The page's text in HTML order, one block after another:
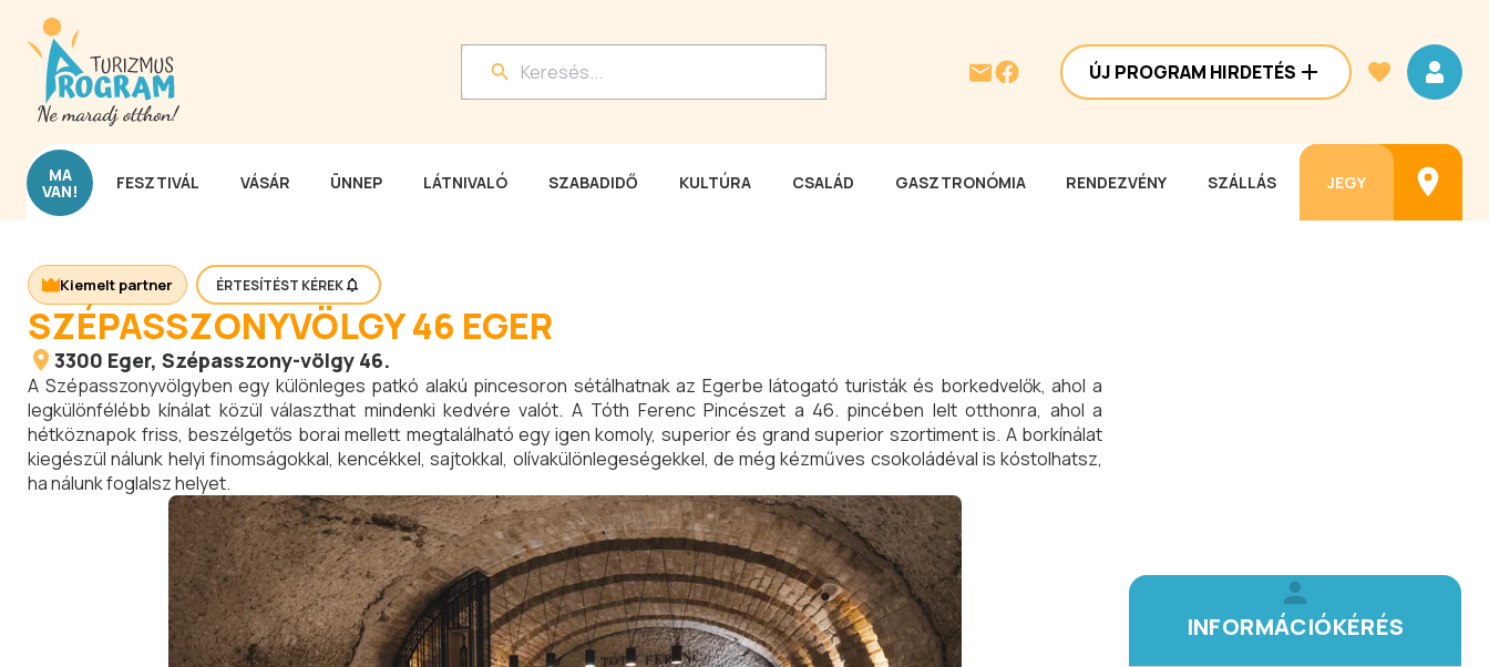
ÚJ PROGRAM HIRDETÉS
MA
VAN! FESZTIVÁL VÁSÁR ÜNNEP LÁTNIVALÓ SZABADIDŐ KULTÚRA CSALÁD GASZTRONÓMIA RENDEZVÉNY SZÁLLÁS JEGY
Kiemelt partner ÉRTESÍTÉST KÉREK
SZÉPASSZONYVÖLGY 46 EGER
3300 Eger, Szépasszony-völgy 46.
A Szépasszonyvölgyben egy különleges patkó alakú pincesoron sétálhatnak az Egerbe látogató turisták és borkedvelők, ahol a
legkülönfélébb kínálat közül választhat mindenki kedvére valót. A Tóth Ferenc Pincészet a 46. pincében lelt otthonra, ahol a
hétköznapok friss, beszélgetős borai mellett megtalálható egy igen komoly, superior és grand superior szortiment is. A borkínálat
kiegészül nálunk helyi finomságokkal, kencékkel, sajtokkal, olívakülönlegeségekkel, de még kézműves csokoládéval is kóstolhatsz,
ha nálunk foglalsz helyet.
INFORMÁCIÓKÉRÉS